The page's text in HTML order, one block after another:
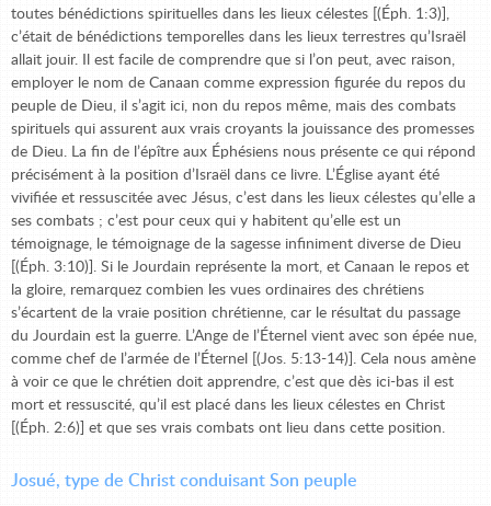
toutes bénédictions spirituelles dans les lieux célestes [(Éph. 1:3)],
c’était de bénédictions temporelles dans les lieux terrestres qu’Israël
allait jouir. Il est facile de comprendre que si l’on peut, avec raison,
employer le nom de Canaan comme expression figurée du repos du
peuple de Dieu, il s’agit ici, non du repos même, mais des combats
spirituels qui assurent aux vrais croyants la jouissance des promesses
de Dieu. La fin de l’épître aux Éphésiens nous présente ce qui répond
précisément à la position d’Israël dans ce livre. L’Église ayant été
vivifiée et ressuscitée avec Jésus, c’est dans les lieux célestes qu’elle a
ses combats ; c’est pour ceux qui y habitent qu’elle est un
témoignage, le témoignage de la sagesse infiniment diverse de Dieu
[(Éph. 3:10)]. Si le Jourdain représente la mort, et Canaan le repos et
la gloire, remarquez combien les vues ordinaires des chrétiens
s’écartent de la vraie position chrétienne, car le résultat du passage
du Jourdain est la guerre. L’Ange de l’Éternel vient avec son épée nue,
comme chef de l’armée de l’Éternel [(Jos. 5:13-14)]. Cela nous amène
à voir ce que le chrétien doit apprendre, c’est que dès ici-bas il est
mort et ressuscité, qu’il est placé dans les lieux célestes en Christ
[(Éph. 2:6)] et que ses vrais combats ont lieu dans cette position.
Josué, type de Christ conduisant Son peuple